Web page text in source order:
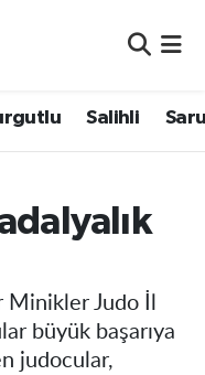
Salihli
Judo İl
büyük başarıya
judocular,